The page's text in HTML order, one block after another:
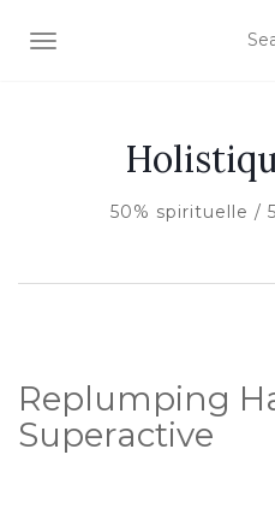
AFFICHER/MASQUER LA
50% spirituelle /
Replumping
Superactive